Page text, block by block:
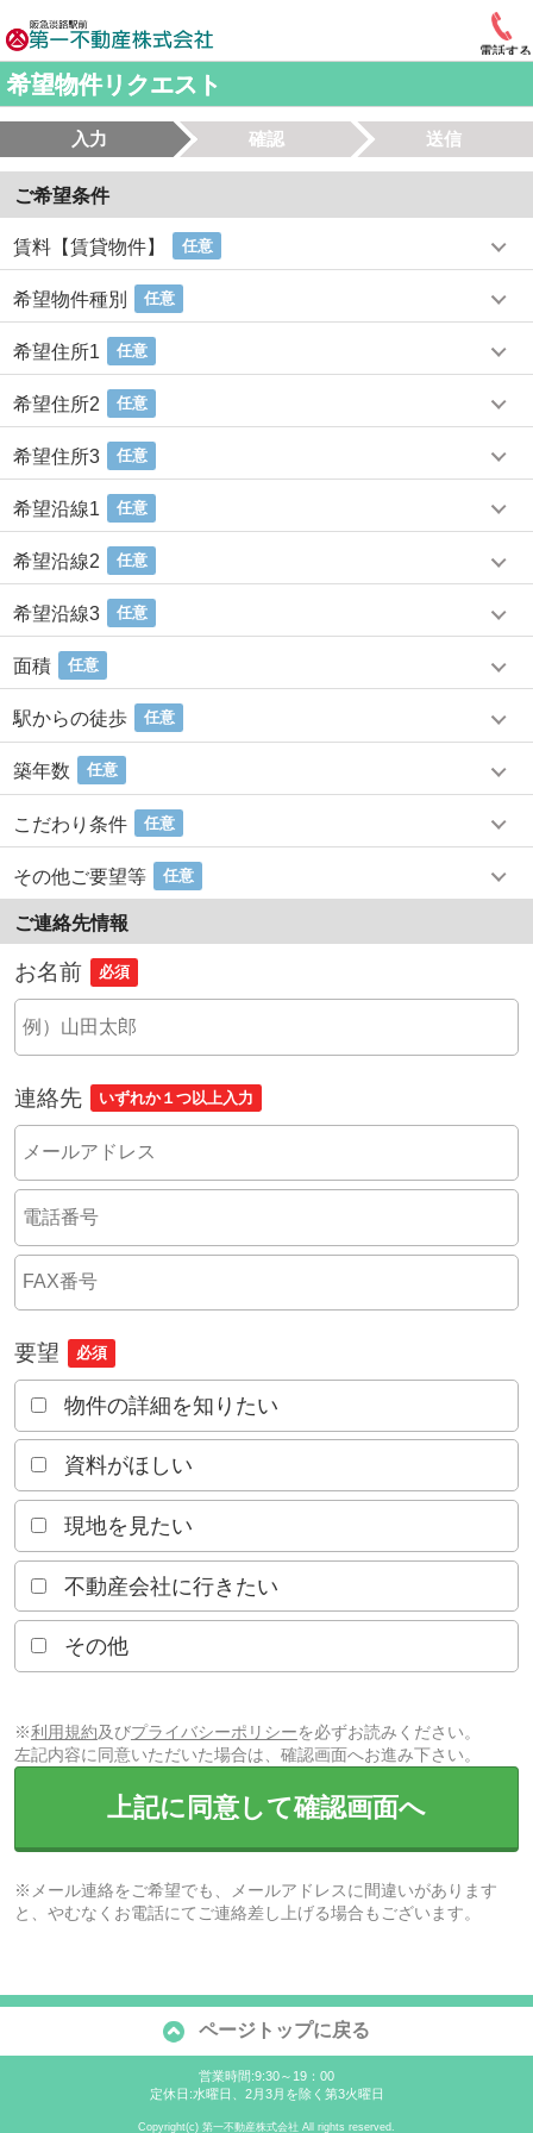
電話する
希望物件リクエスト
入力 確認 送信
ご希望条件
賃料【賃貸物件】 任意
希望物件種別 任意
希望住所1 任意
希望住所2 任意
希望住所3 任意
希望沿線1 任意
希望沿線2 任意
希望沿線3 任意
面積 任意
駅からの徒歩 任意
築年数 任意
こだわり条件 任意
その他ご要望等 任意
ご連絡先情報
お名前 必須
連絡先 いずれか１つ以上入力
要望 必須
物件の詳細を知りたい
資料がほしい
現地を見たい
不動産会社に行きたい
その他
※利用規約及びプライバシーポリシーを必ずお読みください。
左記内容に同意いただいた場合は、確認画面へお進み下さい。
上記に同意して確認画面へ
※メール連絡をご希望でも、メールアドレスに間違いがあります
と、やむなくお電話にてご連絡差し上げる場合もございます。
ページトップに戻る
営業時間:9:30～19：00
定休日:水曜日、2月3月を除く第3火曜日
Copyright(c) 第一不動産株式会社 All rights reserved.